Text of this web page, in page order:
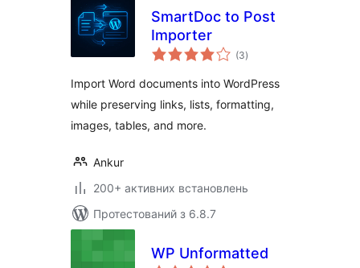
SmartDoc to Post
Importer
(3загальний
рейтинг
)
Import Word documents into WordPress
while preserving links, lists, formatting,
images, tables, and more.
Ankur
200+ активних встановлень
Протестований з 6.8.7
WP Unformatted